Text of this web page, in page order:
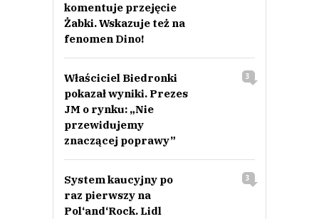
komentuje przejęcie
Żabki. Wskazuje też na
fenomen Dino!
Właściciel Biedronki
pokazał wyniki. Prezes
JM o rynku: „Nie
przewidujemy
znaczącej poprawy”
3
System kaucyjny po
raz pierwszy na
Pol‘and‘Rock. Lidl
3